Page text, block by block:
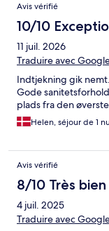
Avis vérifié
10/10
11 juil. 2026
Traduire avec
Indtjekning gik
Gode
plads fra den
Helen, séjour de 1
Avis vérifié
8/10 Très bien
4 juil. 2025
Traduire avec